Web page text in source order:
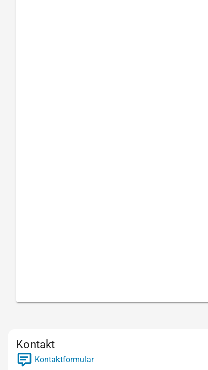
Kontakt
Kontaktformular